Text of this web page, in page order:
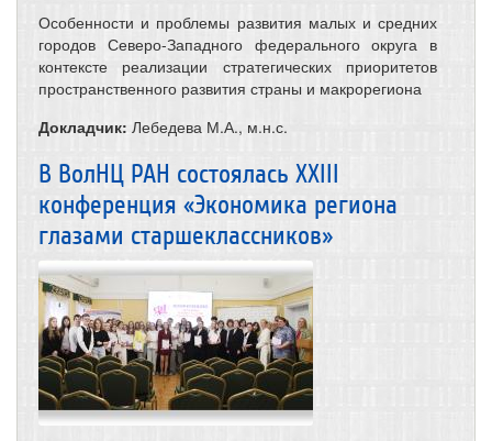
Особенности и проблемы развития малых и средних
городов Северо-Западного федерального округа в
контексте реализации стратегических приоритетов
пространственного развития страны и макрорегиона
Докладчик: Лебедева М.А., м.н.с.
В ВолНЦ РАН состоялась XXIII
конференция «Экономика региона
глазами старшеклассников»